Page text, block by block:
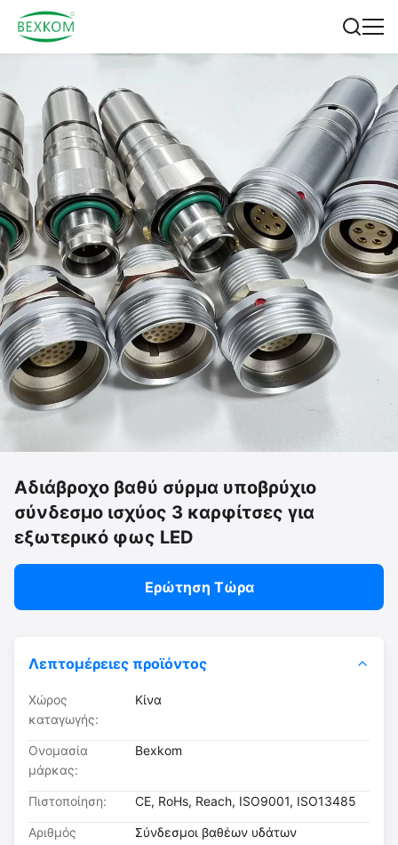
Αδιάβροχο βαθύ σύρμα υποβρύχιο
σύνδεσμο ισχύος 3 καρφίτσες για
εξωτερικό φως LED
Ερώτηση Τώρα
Λεπτομέρειες προϊόντος
Χώρος
καταγωγής:
Κίνα
Ονομασία
μάρκας:
Bexkom
Πιστοποίηση: CE, RoHs, Reach, ISO9001, ISO13485
Αριθμός
Σύνδεσμοι βαθέων υδάτων